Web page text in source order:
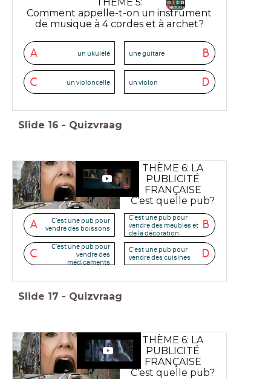
THÈME 5:
Comment appelle-t-on un instrument
de musique à 4 cordes et à archet?
A un ukulélé B
une guitare
C un violoncelle D
un violon
Slide 16 - Quizvraag
THÈME 6: LA
PUBLICITÉ
FRANÇAISE
C’est quelle pub?
A
C'est une pub pour
vendre des boissons
B
C'est une pub pour
vendre des meubles et
de la décoration
C
C'est une pub pour
vendre des
médicaments
D
C'est une pub pour
vendre des cuisines
Slide 17 - Quizvraag
THÈME 6: LA
PUBLICITÉ
FRANÇAISE
C’est quelle pub?